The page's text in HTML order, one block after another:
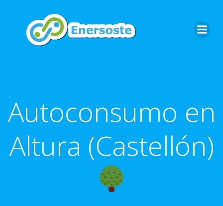
contenido
Autoconsumo en
Altura (Castellón)